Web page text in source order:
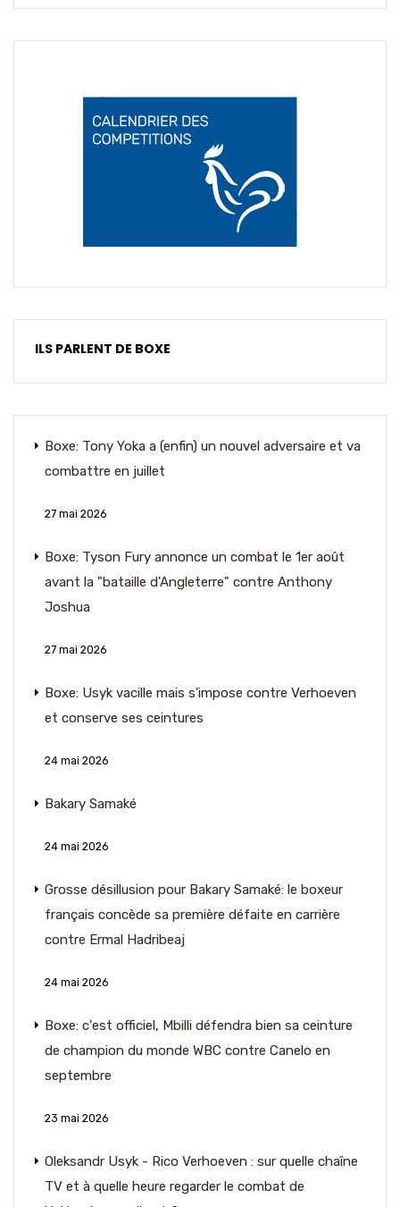
ILS PARLENT DE BOXE
Boxe: Tony Yoka a (enfin) un nouvel adversaire et va
combattre en juillet
27 mai 2026
Boxe: Tyson Fury annonce un combat le 1er août
avant la "bataille d'Angleterre" contre Anthony
Joshua
27 mai 2026
Boxe: Usyk vacille mais s'impose contre Verhoeven
et conserve ses ceintures
24 mai 2026
Bakary Samaké
24 mai 2026
Grosse désillusion pour Bakary Samaké: le boxeur
français concède sa première défaite en carrière
contre Ermal Hadribeaj
24 mai 2026
Boxe: c'est officiel, Mbilli défendra bien sa ceinture
de champion du monde WBC contre Canelo en
septembre
23 mai 2026
Oleksandr Usyk - Rico Verhoeven : sur quelle chaîne
TV et à quelle heure regarder le combat de